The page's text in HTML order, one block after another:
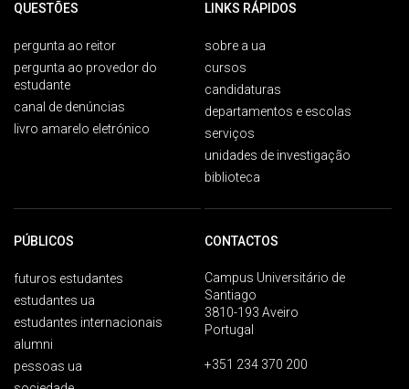
QUESTÕES
pergunta ao reitor
pergunta ao provedor do
estudante
canal de denúncias
livro amarelo eletrónico
LINKS RÁPIDOS
sobre a ua
cursos
candidaturas
departamentos e escolas
serviços
unidades de investigação
biblioteca
PÚBLICOS
futuros estudantes
estudantes ua
estudantes internacionais
alumni
pessoas ua
CONTACTOS
Campus Universitário de
Santiago
3810-193 Aveiro
Portugal
+351 234 370 200